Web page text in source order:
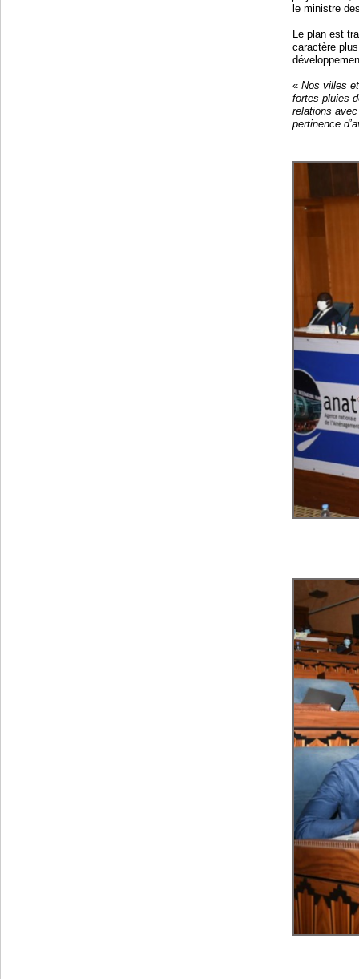
le ministre
Le plan est
caractère
«Nos villes
fortes pluies
relations
pertinence